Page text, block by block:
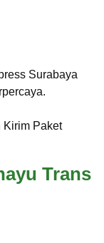
Surabaya
Trans